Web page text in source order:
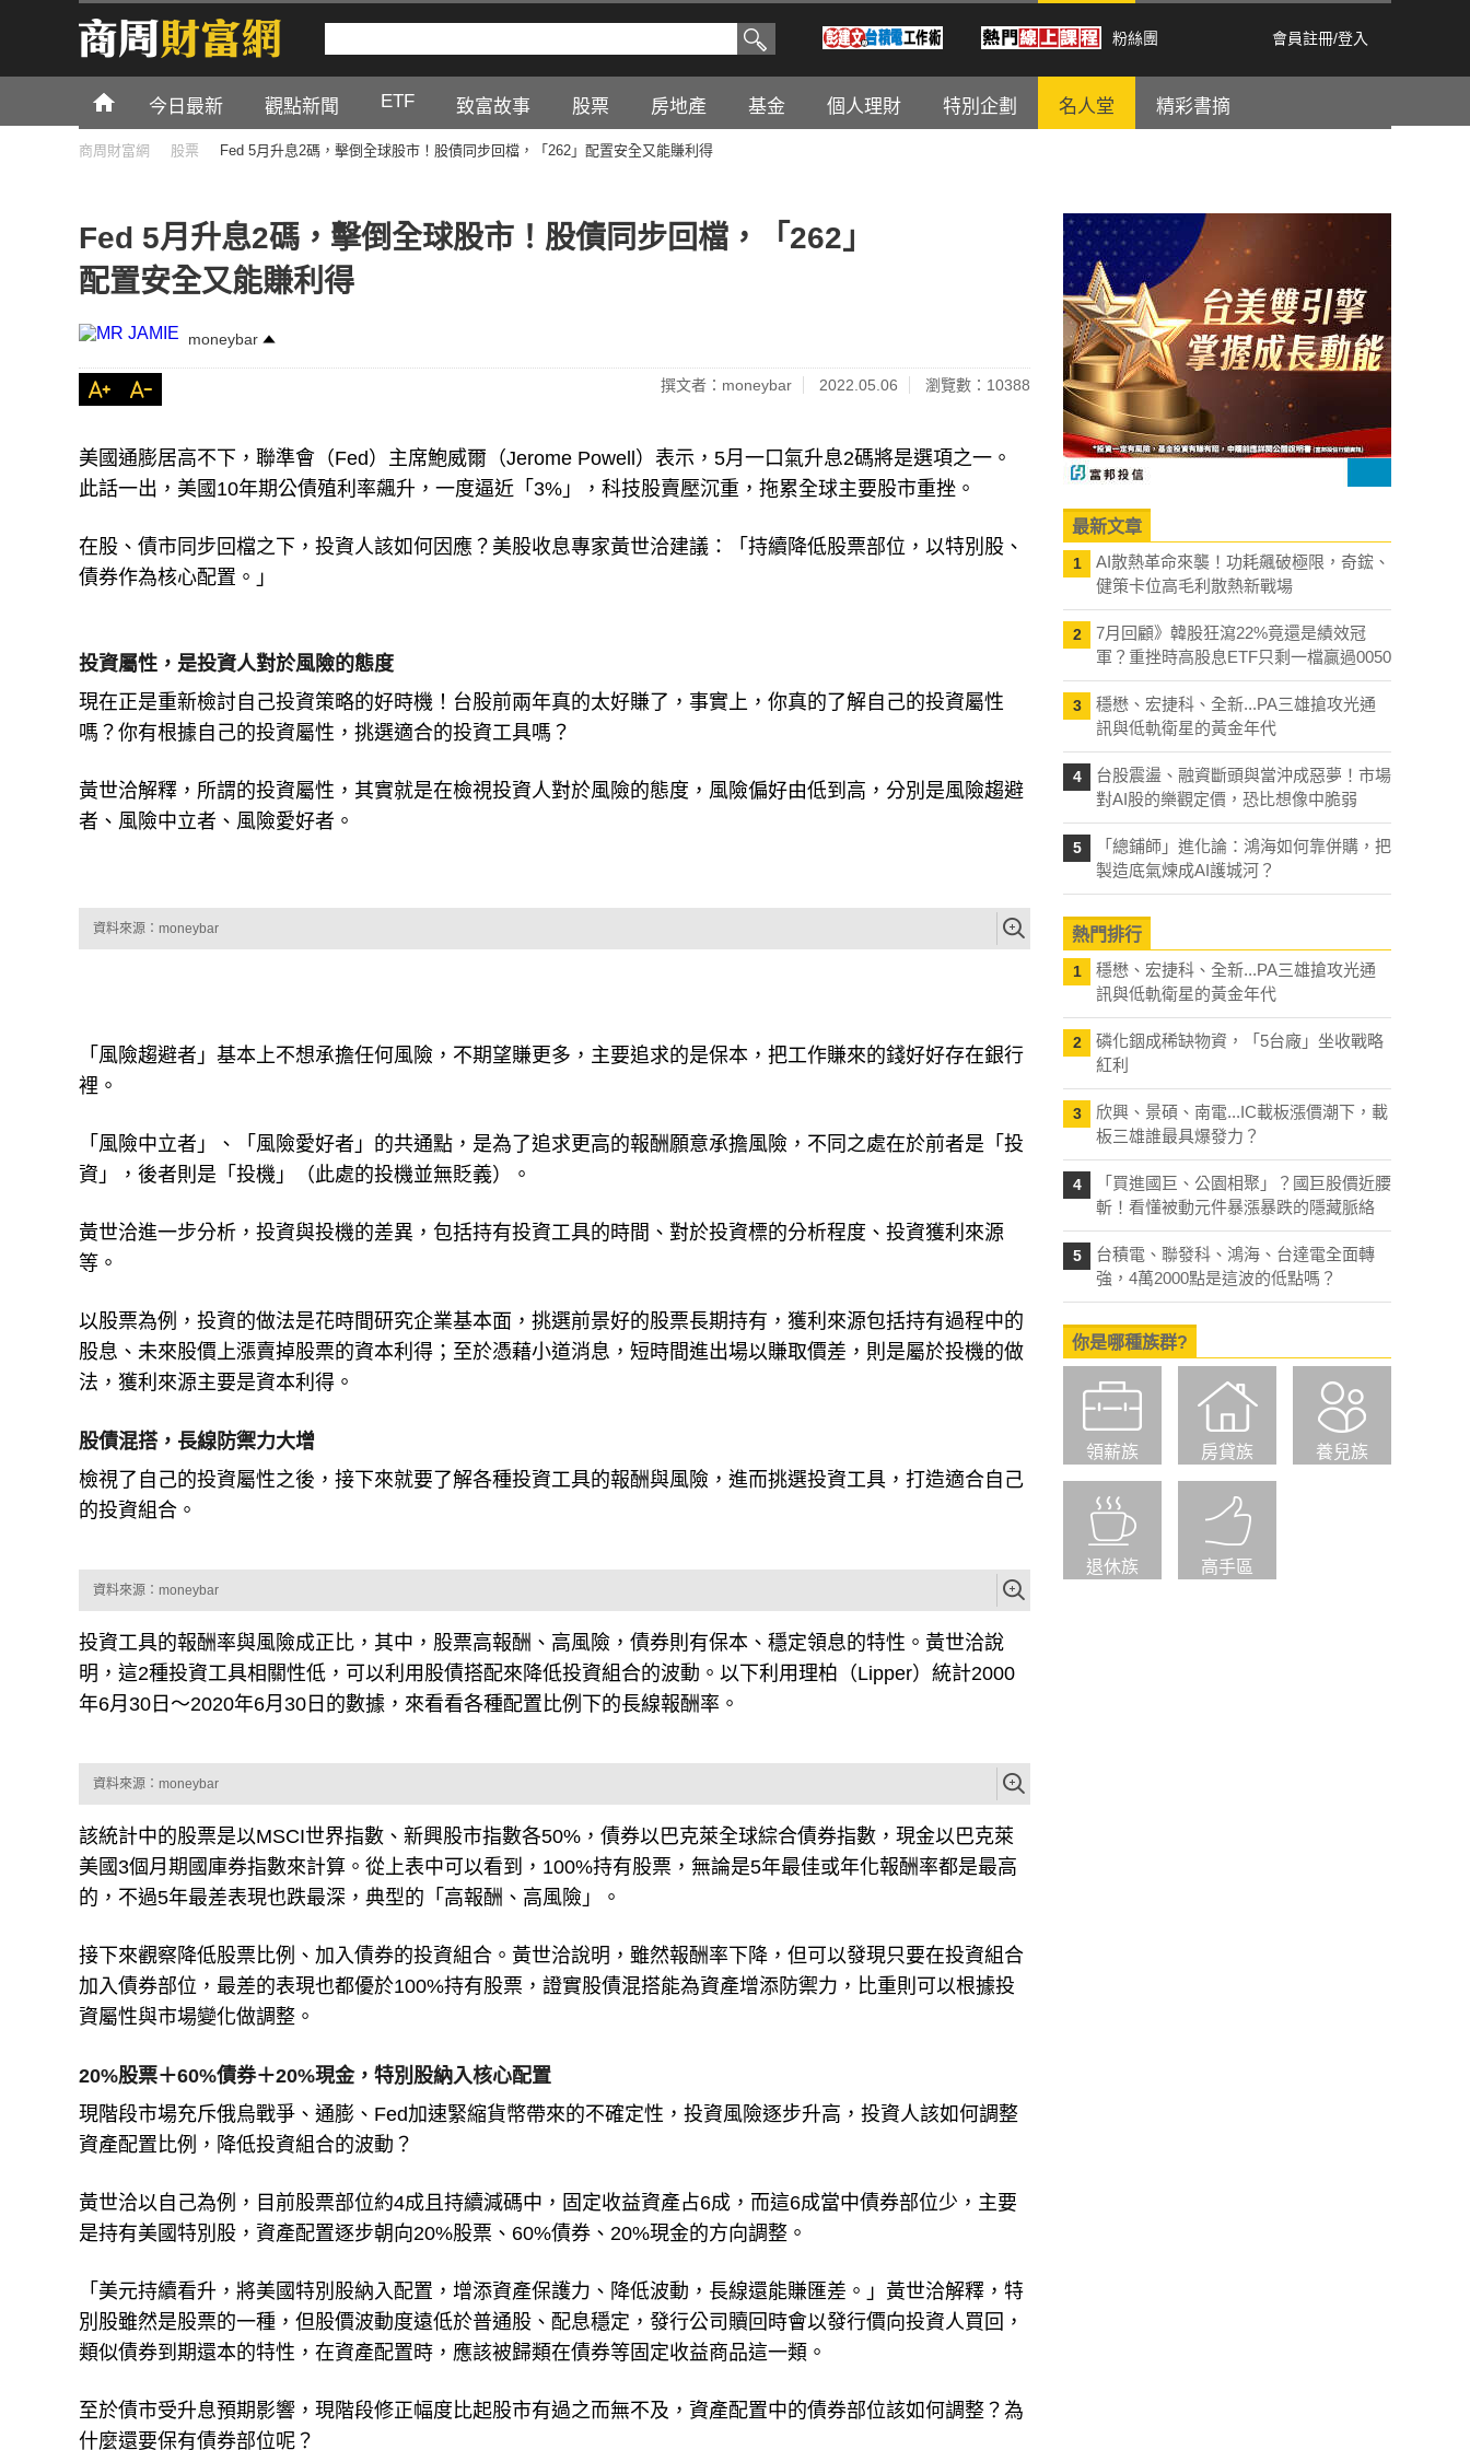
粉絲團 會員註冊/登入
今日最新 觀點新聞 ETF 致富故事 股票 房地產 基金 個人理財 特別企劃 名人堂 精彩書摘
商周財富網 股票 Fed 5月升息2碼，擊倒全球股市！股債同步回檔，「262」配置安全又能賺利得
Fed 5月升息2碼，擊倒全球股市！股債同步回檔，「262」
配置安全又能賺利得
moneybar
撰文者：moneybar 2022.05.06 瀏覽數：10388
美國通膨居高不下，聯準會（Fed）主席鮑威爾（Jerome Powell）表示，5月一口氣升息2碼將是選項之一。
在股、債市同步回檔之下，投資人該如何因應？美股收息專家黃世洽建議：「持續降低股票部位，以特別股、
投資屬性，是投資人對於風險的態度
現在正是重新檢討自己投資策略的好時機！台股前兩年真的太好賺了，事實上，你真的了解自己的投資屬性
黃世洽解釋，所謂的投資屬性，其實就是在檢視投資人對於風險的態度，風險偏好由低到高，分別是風險趨避
「風險趨避者」基本上不想承擔任何風險，不期望賺更多，主要追求的是保本，把工作賺來的錢好好存在銀行
「風險中立者」、「風險愛好者」的共通點，是為了追求更高的報酬願意承擔風險，不同之處在於前者是「投
黃世洽進一步分析，投資與投機的差異，包括持有投資工具的時間、對於投資標的分析程度、投資獲利來源
以股票為例，投資的做法是花時間研究企業基本面，挑選前景好的股票長期持有，獲利來源包括持有過程中的
股息、未來股價上漲賣掉股票的資本利得；至於憑藉小道消息，短時間進出場以賺取價差，則是屬於投機的做
股債混搭，長線防禦力大增
檢視了自己的投資屬性之後，接下來就要了解各種投資工具的報酬與風險，進而挑選投資工具，打造適合自己
投資工具的報酬率與風險成正比，其中，股票高報酬、高風險，債券則有保本、穩定領息的特性。黃世洽說
明，這2種投資工具相關性低，可以利用股債搭配來降低投資組合的波動。以下利用理柏（Lipper）統計2000
該統計中的股票是以MSCI世界指數、新興股市指數各50%，債券以巴克萊全球綜合債券指數，現金以巴克萊
美國3個月期國庫券指數來計算。從上表中可以看到，100%持有股票，無論是5年最佳或年化報酬率都是最高
接下來觀察降低股票比例、加入債券的投資組合。黃世洽說明，雖然報酬率下降，但可以發現只要在投資組合
加入債券部位，最差的表現也都優於100%持有股票，證實股債混搭能為資產增添防禦力，比重則可以根據投
20%股票＋60%債券＋20%現金，特別股納入核心配置
現階段市場充斥俄烏戰爭、通膨、Fed加速緊縮貨幣帶來的不確定性，投資風險逐步升高，投資人該如何調整
黃世洽以自己為例，目前股票部位約4成且持續減碼中，固定收益資產占6成，而這6成當中債券部位少，主要
「美元持續看升，將美國特別股納入配置，增添資產保護力、降低波動，長線還能賺匯差。」黃世洽解釋，特
別股雖然是股票的一種，但股價波動度遠低於普通股、配息穩定，發行公司贖回時會以發行價向投資人買回，
至於債市受升息預期影響，現階段修正幅度比起股市有過之而無不及，資產配置中的債券部位該如何調整？為
最新文章
1
AI散熱革命來襲！功耗飆破極限，奇鋐、
健策卡位高毛利散熱新戰場
2
7月回顧》韓股狂瀉22%竟還是績效冠
軍？重挫時高股息ETF只剩一檔贏過0050
3
穩懋、宏捷科、全新...PA三雄搶攻光通
訊與低軌衛星的黃金年代
4
台股震盪、融資斷頭與當沖成惡夢！市場
對AI股的樂觀定價，恐比想像中脆弱
5
「總鋪師」進化論：鴻海如何靠併購，把
製造底氣煉成AI護城河？
熱門排行
1
穩懋、宏捷科、全新...PA三雄搶攻光通
訊與低軌衛星的黃金年代
2
磷化銦成稀缺物資，「5台廠」坐收戰略
紅利
3
欣興、景碩、南電...IC載板漲價潮下，載
板三雄誰最具爆發力？
4
「買進國巨、公園相聚」？國巨股價近腰
斬！看懂被動元件暴漲暴跌的隱藏脈絡
5
台積電、聯發科、鴻海、台達電全面轉
強，4萬2000點是這波的低點嗎？
你是哪種族群?
領薪族 房貸族 養兒族
退休族 高手區